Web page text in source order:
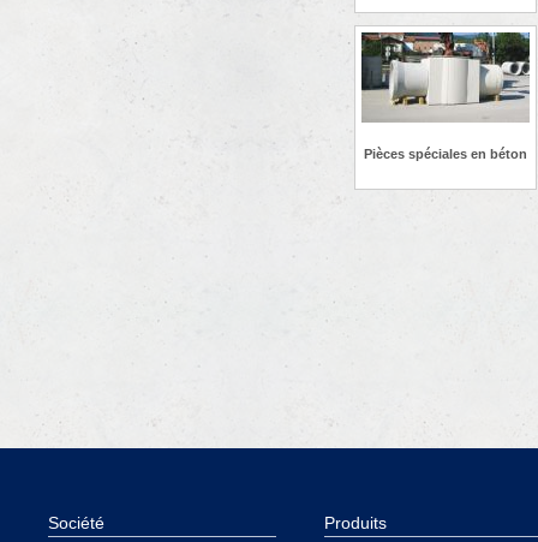
Pièces spéciales en béton
Société Produits